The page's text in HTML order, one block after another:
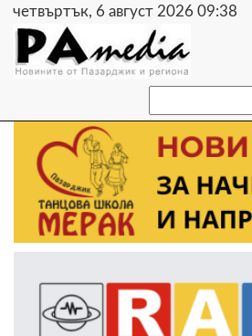
четвъртък, 6 август 2026 09:38